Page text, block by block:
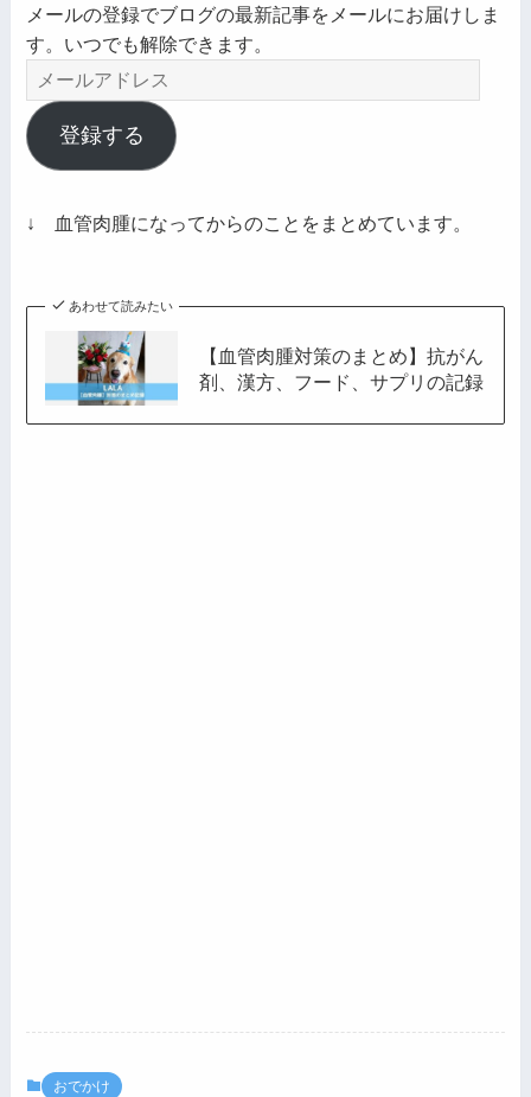
メールの登録でブログの最新記事をメールにお届けしま
す。いつでも解除できます。
ー
ル
ア
レ
登録する
↓ 血管肉腫になってからのことをまとめています。
あわせて読みたい
【血管肉腫対策のまとめ】抗がん
剤、漢方、フード、サプリの記録
おでかけ